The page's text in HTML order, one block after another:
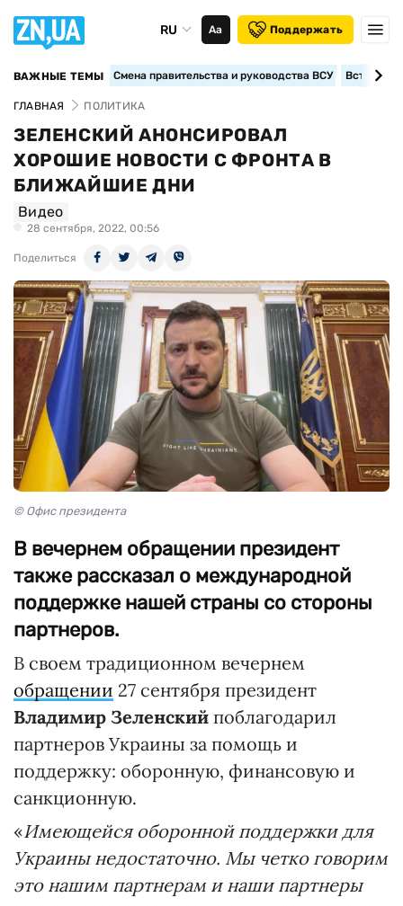
RU Аа Поддержать
ВАЖНЫЕ ТЕМЫ Смена правительства и руководства ВСУ
ГЛАВНАЯ ПОЛИТИКА
ЗЕЛЕНСКИЙ АНОНСИРОВАЛ
ХОРОШИЕ НОВОСТИ С ФРОНТА В
БЛИЖАЙШИЕ ДНИ
Видео
28 сентября, 2022, 00:56
Поделиться
© Офис президента
В вечернем обращении президент
также рассказал о международной
поддержке нашей страны со стороны
партнеров.
В своем традиционном вечернем
обращении 27 сентября президент
Владимир Зеленский поблагодарил
партнеров Украины за помощь и
поддержку: оборонную, финансовую и
санкционную.
«Имеющейся оборонной поддержки для
Украины недостаточно. Мы четко говорим
это нашим партнерам и наши партнеры